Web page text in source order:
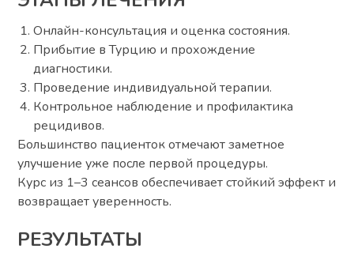
Онлайн-консультация и оценка состояния.
Прибытие в Турцию и прохождение
диагностики.
Проведение индивидуальной терапии.
Контрольное наблюдение и профилактика
рецидивов.
Большинство пациенток отмечают заметное
улучшение уже после первой процедуры.
Курс из 1–3 сеансов обеспечивает стойкий эффект и
возвращает уверенность.
РЕЗУЛЬТАТЫ